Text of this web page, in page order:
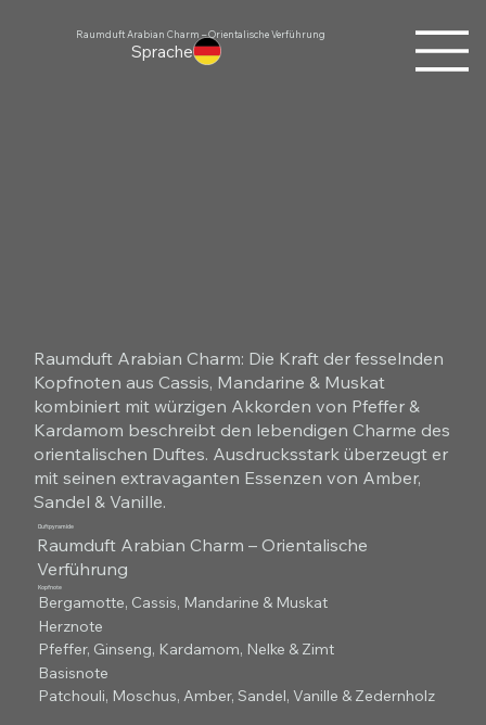
Sprache
Raumduft Arabian Charm – Orientalische Verführung
Raumduft Arabian Charm: Die Kraft der fesselnden
Kopfnoten aus Cassis, Mandarine & Muskat
kombiniert mit würzigen Akkorden von Pfeffer &
Kardamom beschreibt den lebendigen Charme des
orientalischen Duftes. Ausdrucksstark überzeugt er
mit seinen extravaganten Essenzen von Amber,
Sandel & Vanille.
Duftpyramide
Raumduft Arabian Charm – Orientalische
Verführung
Kopfnote
Bergamotte, Cassis, Mandarine & Muskat
Herznote
Pfeffer, Ginseng, Kardamom, Nelke & Zimt
Basisnote
Patchouli, Moschus, Amber, Sandel, Vanille & Zedernholz